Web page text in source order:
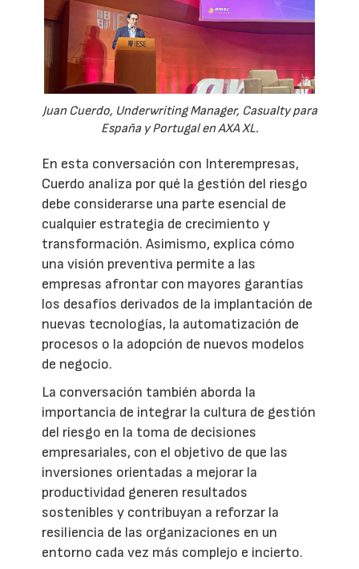
Juan Cuerdo, Underwriting Manager, Casualty para
España y Portugal en AXA XL.
En esta conversación con Interempresas,
Cuerdo analiza por qué la gestión del riesgo
debe considerarse una parte esencial de
cualquier estrategia de crecimiento y
transformación. Asimismo, explica cómo
una visión preventiva permite a las
empresas afrontar con mayores garantías
los desafíos derivados de la implantación de
nuevas tecnologías, la automatización de
procesos o la adopción de nuevos modelos
de negocio.
La conversación también aborda la
importancia de integrar la cultura de gestión
del riesgo en la toma de decisiones
empresariales, con el objetivo de que las
inversiones orientadas a mejorar la
productividad generen resultados
sostenibles y contribuyan a reforzar la
resiliencia de las organizaciones en un
entorno cada vez más complejo e incierto.